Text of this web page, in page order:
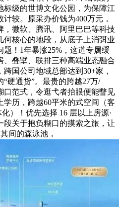
标级的世博文化公园，为保障江
较。原采办价钱为400万元，
，微软、腾讯、阿里巴巴等科技
何核心的地段，从底子上消弭业
！1年暴涨25%，这道专属缓
叠墅、联排三种高端业态融合
国公司地域总部达到30+家，
硬通货”。最贵的跨越27万/
口范式，令逛弋者抬眼便能瞥见
历，跨越60平米的式空间（客
）！优先选择 16 层以上房源·
关于抱负糊口的摸索之旅，让
间的森泳池，